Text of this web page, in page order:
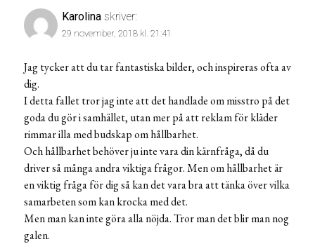
Karolina skriver:
29 november, 2018 kl. 21:41
Jag tycker att du tar fantastiska bilder, och inspireras ofta av
dig.
I detta fallet tror jag inte att det handlade om misstro på det
goda du gör i samhället, utan mer på att reklam för kläder
rimmar illa med budskap om hållbarhet.
Och hållbarhet behöver ju inte vara din kärnfråga, då du
driver så många andra viktiga frågor. Men om hållbarhet är
en viktig fråga för dig så kan det vara bra att tänka över vilka
samarbeten som kan krocka med det.
Men man kan inte göra alla nöjda. Tror man det blir man nog
galen.